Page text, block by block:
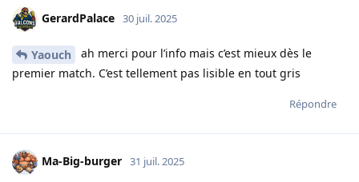
GerardPalace 30 juil. 2025
Yaouch
ah merci pour l’info mais c’est mieux dès le
premier match. C’est tellement pas lisible en tout gris
Répondre
Ma-Big-burger 31 juil. 2025